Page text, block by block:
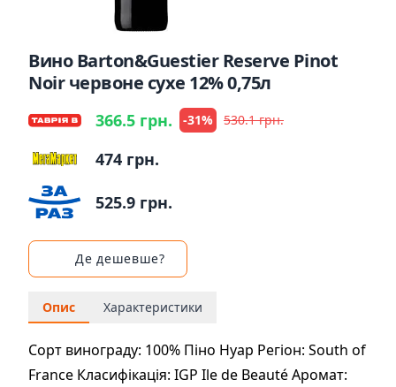
Вино Barton&Guestier Reserve Pinot
Noir червоне сухе 12% 0,75л
366.5 грн. -31% 530.1 грн.
474 грн.
525.9 грн.
Де дешевше?
Опис Характеристики
Сорт винограду: 100% Піно Нуар Регіон: South of
France Класифікація: IGP Ile de Beauté Аромат: